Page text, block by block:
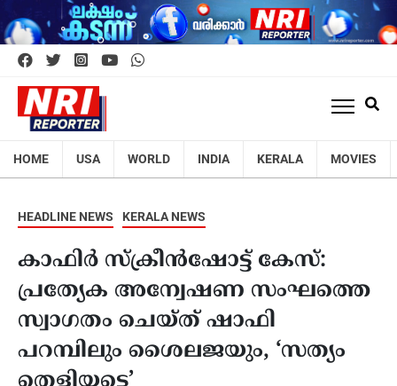
HOME USA WORLD INDIA KERALA MOVIES
HEADLINE NEWS KERALA NEWS
കാഫിർ സ്‌ക്രീൻഷോട്ട് കേസ്:
പ്രത്യേക അന്വേഷണ സംഘത്തെ
സ്വാഗതം ചെയ്ത് ഷാഫി
പറമ്പിലും ശൈലജയും, ‘സത്യം